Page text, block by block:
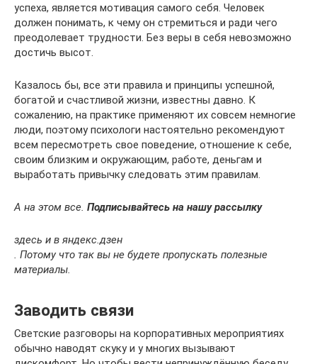
успеха, является мотивация самого себя. Человек
должен понимать, к чему он стремиться и ради чего
преодолевает трудности. Без веры в себя невозможно
достичь высот.
Казалось бы, все эти правила и принципы успешной,
богатой и счастливой жизни, известны давно. К
сожалению, на практике применяют их совсем немногие
люди, поэтому психологи настоятельно рекомендуют
всем пересмотреть свое поведение, отношение к себе,
своим близким и окружающим, работе, деньгам и
выработать привычку следовать этим правилам.
А на этом все. Подписывайтесь на нашу рассылку
здесь и в яндекс.дзен
. Потому что так вы не будете пропускать полезные
материалы.
Заводить связи
Светские разговоры на корпоративных мероприятиях
обычно наводят скуку и у многих вызывают